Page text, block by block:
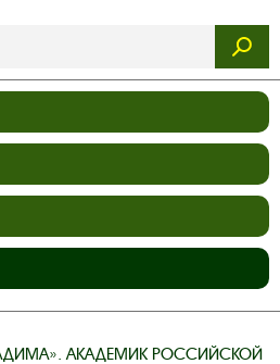
АКАДЕМИК РОССИЙСКОЙ